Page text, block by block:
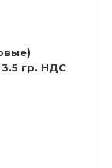
гр. НДС